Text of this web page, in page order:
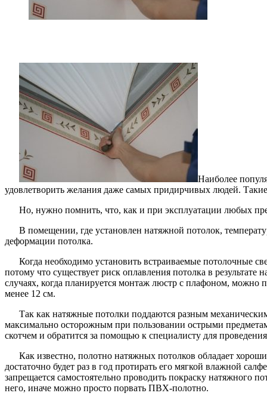
Наиболее
удовлетворить желания даже самых придирчивых людей.
Но, нужно помнить, что, как и при эксплуатации любых
В помещении, где установлен натяжной потолок,
деформации потолка.
Когда необходимо установить встраиваемые потолочные
потому что существует риск оплавления потолка в
случаях, когда планируется монтаж люстр с плафоном,
менее 12 см.
Так как натяжные потолки поддаются разным
максимально осторожным при пользовании острыми
скотчем и обратится за помощью к специалисту для
Как известно, полотно натяжных потолков обладает
достаточно будет раз в год протирать его мягкой влажной
запрещается самостоятельно проводить покраску натяжного
него, иначе можно просто порвать ПВХ-полотно.